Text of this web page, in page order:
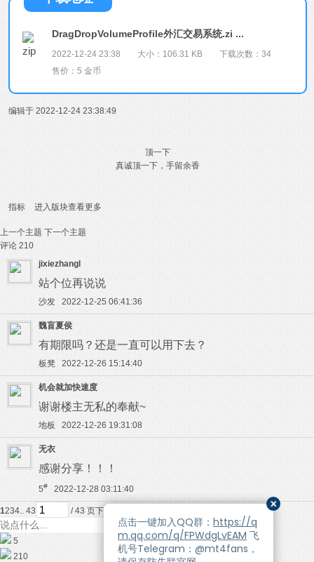
DragDropVolumeProfile外汇交易系统.zi ...
2022-12-24 23:38 大小：106.31 KB
下载次数：34
售价：5 金币
编辑于 2022-12-24 23:38:49
顶一下
真诚顶一下，手留余香
指标 进入版块查看更多
上一个主题 下一个主题
评论 210
jixiezhangl
站个位再说说
沙发 2022-12-25 06:41:36
魏盲夏侯
有期限吗？还是一直可以用下去？
板凳 2022-12-26 15:14:40
机会就加快速度
谢谢楼主无私的奉献~
地板 2022-12-26 19:31:08
无衣
感谢分享！！！
5# 2022-12-28 03:11:40
1234.. 43 / 43 页下一页
5
210